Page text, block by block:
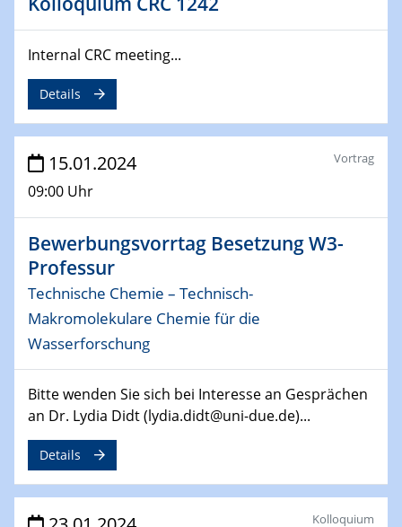
04.02.2024 - 05.02.2024
ZBT Wasserstofftage
07.02.2024
Online-Veranstaltung „Verbundprojekte in
Horizont Europa: Ein Überblick“
13.02.2024
Electrocatalysis as a Major Enabling
Technology for Decarbonization
14.02.2024
"Lhyfe - Produzent und Lieferant von
grünem und erneuerbarem Wasserstoff.
Praxisfall, Projekt Duisburg
14.02.2024 - 16.02.2024
SFB 247
Jahrestreffen
01.03.2024
Internal CRC meeting...
Details
15.01.2024
09:00 Uhr
Vortrag
Bewerbungsvorrtag Besetzung W3-
Professur
Technische Chemie – Technisch-
Makromolekulare Chemie für die
Wasserforschung
Bitte wenden Sie sich bei Interesse an Gesprächen
an Dr. Lydia Didt (lydia.didt@uni-due.de)...
Details
Kolloquium